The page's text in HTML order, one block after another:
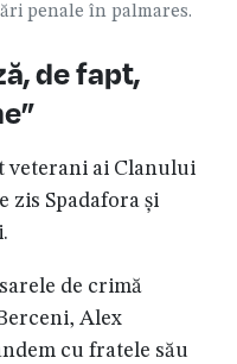
penale în palmares.
de fapt,
veterani ai Clanului
zis Spadafora și
de crimă
Alex
cu fratele său